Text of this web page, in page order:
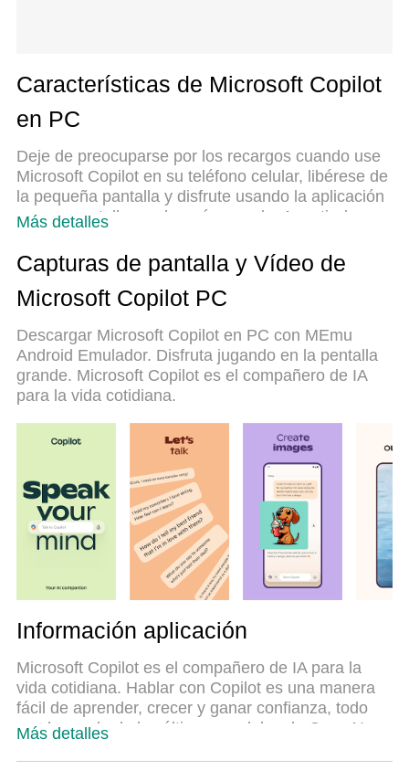
Características de Microsoft Copilot
en PC
Deje de preocuparse por los recargos cuando use
Microsoft Copilot en su teléfono celular, libérese de
la pequeña pantalla y disfrute usando la aplicación
en una pantalla mucho más grande. A partir de
completa de su aplicación con teclado y mouse.
MEmu le ofrece todas las características
sorprendentes que esperaba: instalación rápida y
limitaciones de batería, datos móviles y llamadas
molestas. El nuevo MEmu 9 es la mejor opción
para usar Microsoft Copilot en su computadora.
Codificado con nuestra absorción, el administrador
cuentas al mismo tiempo. Y lo más importante,
nuestro exclusivo motor de emulación puede liberar
todo el potencial de su PC, hacer que todo sea
fluido y agradable.
Más detalles
Capturas de pantalla y Vídeo de
Microsoft Copilot PC
Descargar Microsoft Copilot en PC con MEmu
Android Emulador. Disfruta jugando en la pentalla
grande. Microsoft Copilot es el compañero de IA
para la vida cotidiana.
Información aplicación
Microsoft Copilot es el compañero de IA para la
vida cotidiana. Hablar con Copilot es una manera
fácil de aprender, crecer y ganar confianza, todo
con la ayuda de los últimos modelos de OpenAI y
Más detalles